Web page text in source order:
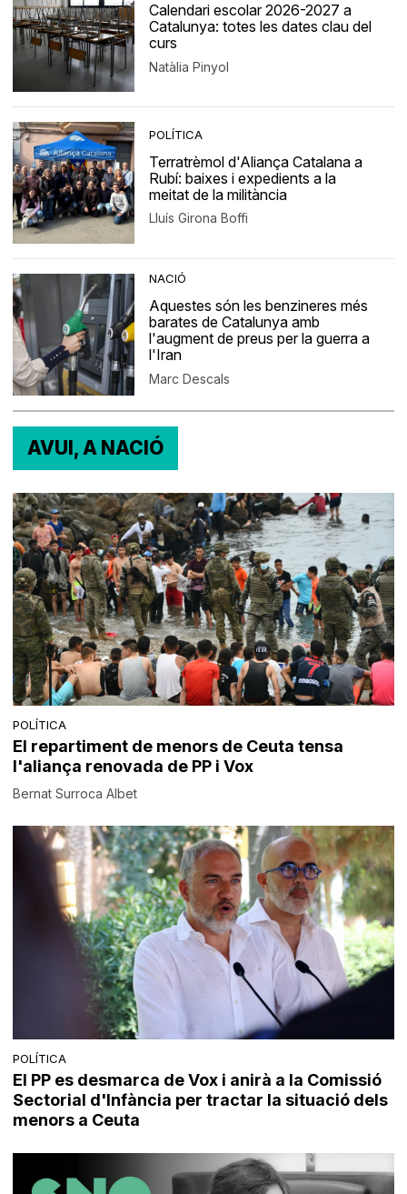
Calendari escolar 2026-2027 a
Catalunya: totes les dates clau del
curs
Natàlia Pinyol
POLÍTICA
Terratrèmol d'Aliança Catalana a
Rubí: baixes i expedients a la
meitat de la militància
Lluís Girona Boffi
NACIÓ
Aquestes són les benzineres més
barates de Catalunya amb
l'augment de preus per la guerra a
l'Iran
Marc Descals
AVUI, A NACIÓ
POLÍTICA
El repartiment de menors de Ceuta tensa
l'aliança renovada de PP i Vox
Bernat Surroca Albet
POLÍTICA
El PP es desmarca de Vox i anirà a la Comissió
Sectorial d'Infància per tractar la situació dels
menors a Ceuta